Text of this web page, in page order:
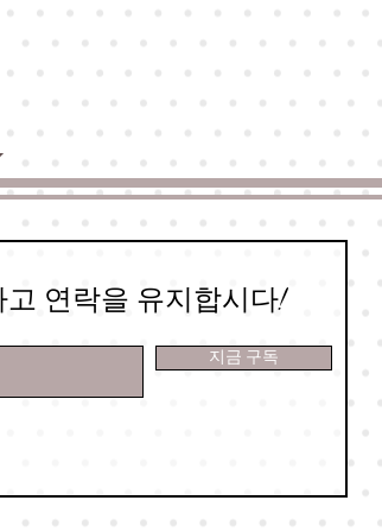
연락을 유지합시다!
지금 구독